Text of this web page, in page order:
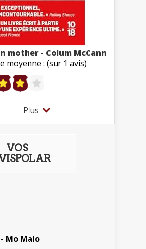
mother - Colum McCann
moyenne : (sur 1 avis)
Plus
VOS
Mo Malo